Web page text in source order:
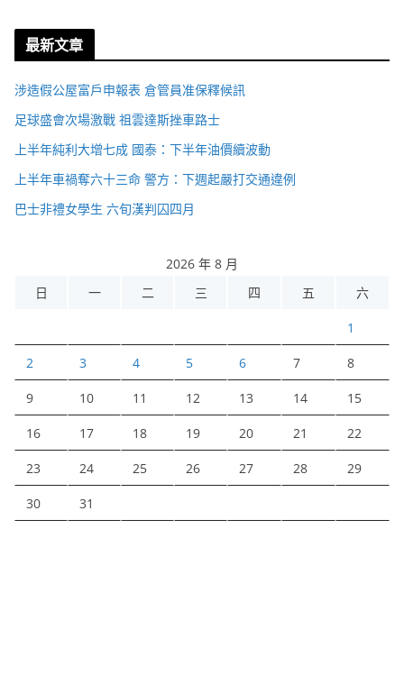
最新文章
涉造假公屋富戶申報表 倉管員准保釋候訊
足球盛會次場激戰 祖雲達斯挫車路士
上半年純利大增七成 國泰：下半年油價續波動
上半年車禍奪六十三命 警方：下週起嚴打交通違例
巴士非禮女學生 六旬漢判囚四月
2026 年 8 月
日
一 二 三 四 五 六
1
2 3 4 5 6 7 8
9 10 11 12 13 14 15
16 17 18 19 20 21 22
23 24 25 26 27 28 29
30 31